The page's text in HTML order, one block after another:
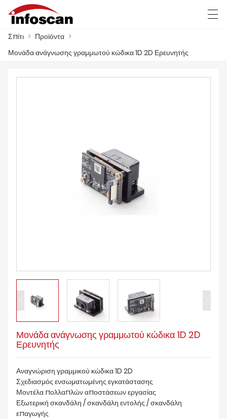
ΕΠΙΚΟΙΝΩΝΉΣΤΕ ΜΑΖΊ ΜΑΣ
العربية 中文
Σπίτι > Προϊόντα >
Μονάδα ανάγνωσης γραμμωτού κώδικα 1D 2D Ερευνητής
Μονάδα ανάγνωσης γραμμωτού κώδικα 1D 2D
Ερευνητής
Αναγνώριση γραμμικού κώδικα 1D 2D
Σχεδιασμός ενσωματωμένης εγκατάστασης
Μοντέλα πολλαπλών αποστάσεων εργασίας
Εξωτερική σκανδάλη / σκανδάλη εντολής / σκανδάλη
επαγωγής